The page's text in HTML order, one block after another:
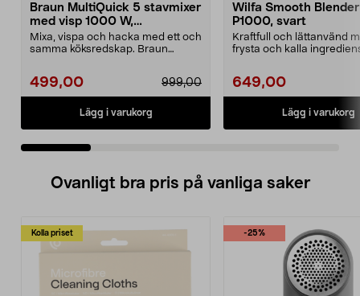
Braun MultiQuick 5 stavmixer
med visp 1000 W,
MQ50202M
Mixa, vispa och hacka med ett och
samma köksredskap. Braun
499,00 999,00
Lägg i varukorg
Wilfa Smooth
P1000, svart
Kraftfull och lättanvänd
frysta och kalla
649,00
Lägg i varukorg
Ovanligt bra pris på vanliga saker
Kolla priset -25%